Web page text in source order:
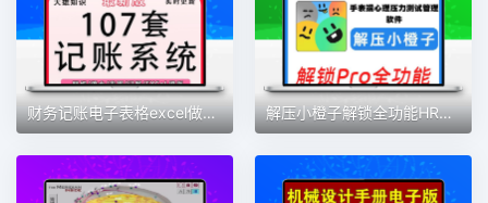
财务记账电子表格excel做账模板系统公司内账管理收支电商家庭 解压小橙子解锁全功能HRV心理压力自测压力手表端心理压学习素材